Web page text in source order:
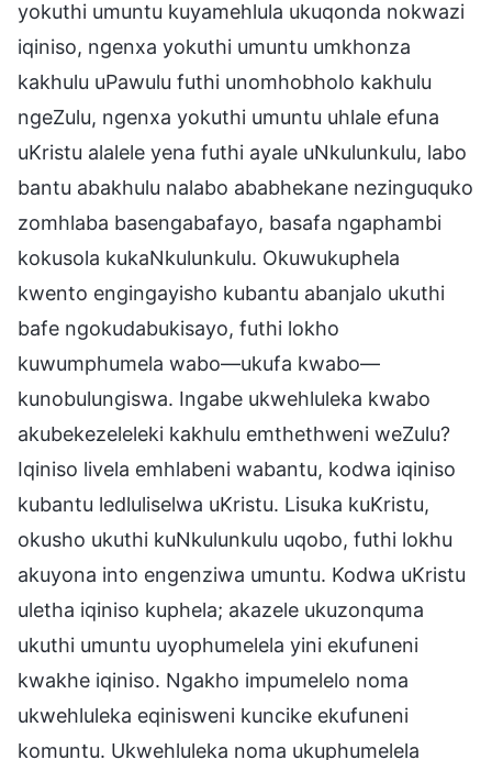
yokuthi umuntu kuyamehlula ukuqonda nokwazi
iqiniso, ngenxa yokuthi umuntu umkhonza
kakhulu uPawulu futhi unomhobholo kakhulu
ngeZulu, ngenxa yokuthi umuntu uhlale efuna
uKristu alalele yena futhi ayale uNkulunkulu, labo
bantu abakhulu nalabo ababhekane nezinguquko
zomhlaba basengabafayo, basafa ngaphambi
kokusola kukaNkulunkulu. Okuwukuphela
kwento engingayisho kubantu abanjalo ukuthi
bafe ngokudabukisayo, futhi lokho
kuwumphumela wabo—ukufa kwabo—
kunobulungiswa. Ingabe ukwehluleka kwabo
akubekezeleleki kakhulu emthethweni weZulu?
Iqiniso livela emhlabeni wabantu, kodwa iqiniso
kubantu ledluliselwa uKristu. Lisuka kuKristu,
okusho ukuthi kuNkulunkulu uqobo, futhi lokhu
akuyona into engenziwa umuntu. Kodwa uKristu
uletha iqiniso kuphela; akazele ukuzonquma
ukuthi umuntu uyophumelela yini ekufuneni
kwakhe iqiniso. Ngakho impumelelo noma
ukwehluleka eqinisweni kuncike ekufuneni
komuntu. Ukwehluleka noma ukuphumelela